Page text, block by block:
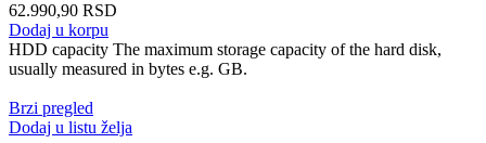
62.990,90 RSD
Dodaj u korpu
HDD capacity The maximum storage capacity of the hard disk,
usually measured in bytes e.g. GB.
Brzi pregled
Dodaj u listu želja